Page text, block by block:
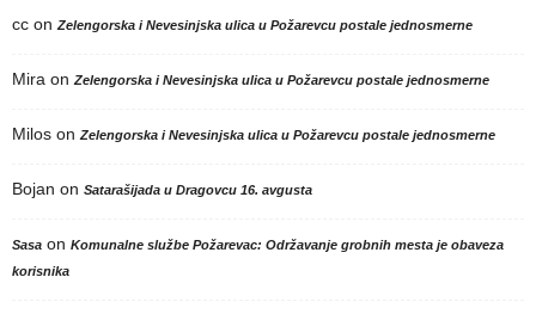
cc on Zelengorska i Nevesinjska ulica u Požarevcu postale jednosmerne
Mira on Zelengorska i Nevesinjska ulica u Požarevcu postale jednosmerne
Milos on Zelengorska i Nevesinjska ulica u Požarevcu postale jednosmerne
Bojan on Satarašijada u Dragovcu 16. avgusta
Sasa on Komunalne službe Požarevac: Održavanje grobnih mesta je obaveza
korisnika